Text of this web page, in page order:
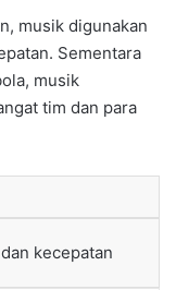
musik digunakan
Sementara
musik
tim dan para
kecepatan